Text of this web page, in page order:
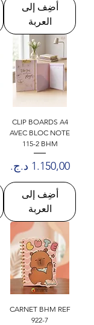
أضِف إلى
العربة
CLIP BOARDS A4
AVEC BLOC NOTE
115-2 BHM
السعر‏1.150,00 د.ج.‏
أضِف إلى
العربة
CARNET BHM REF
922-7